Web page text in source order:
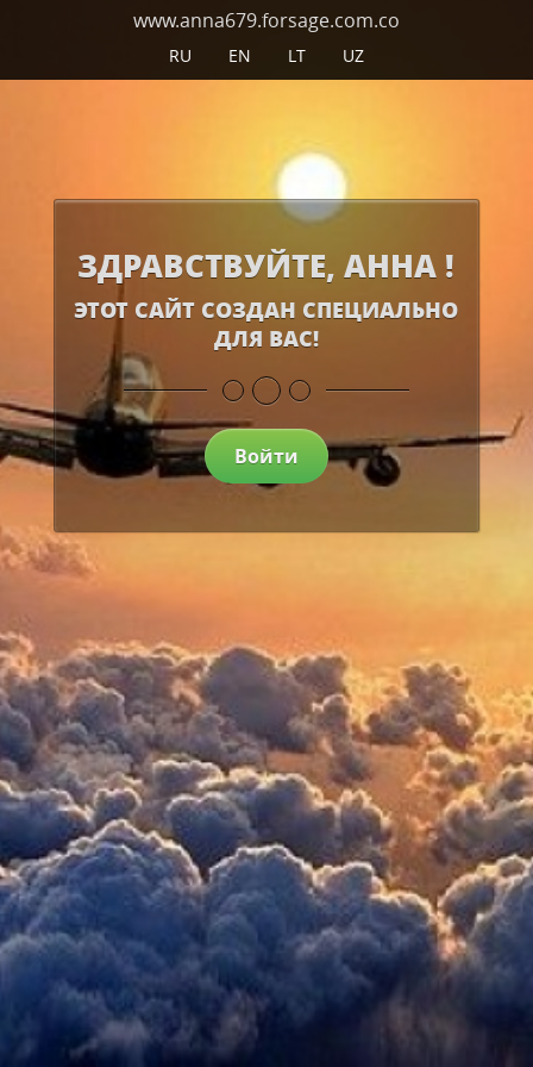
www.anna679.forsage.com.co
RU EN LT UZ
ЗДРАВСТВУЙТЕ, АННА !
ЭТОТ САЙТ СОЗДАН СПЕЦИАЛЬНО
ДЛЯ ВАС!